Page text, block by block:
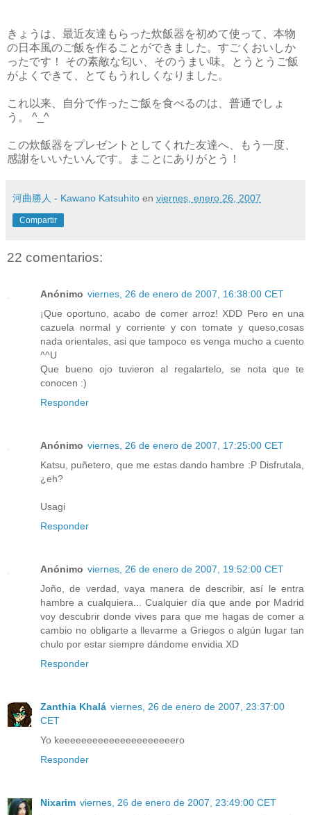
きょうは、最近友達もらった炊飯器を初めて使って、本物
の日本風のご飯を作ることができました。すごくおいしか
ったです！ その素敵な匂い、そのうまい味。とうとうご飯
がよくできて、とてもうれしくなりました。
これ以来、自分で作ったご飯を食べるのは、普通でしょ
う。 ^_^
この炊飯器をプレゼントとしてくれた友達へ、もう一度、
感謝をいいたいんです。まことにありがとう！
河曲勝人 - Kawano Katsuhito en viernes, enero 26, 2007
Compartir
22 comentarios:
Anónimo viernes, 26 de enero de 2007, 16:38:00 CET
¡Que oportuno, acabo de comer arroz! XDD Pero en una
cazuela normal y corriente y con tomate y queso,cosas
nada orientales, asi que tampoco es venga mucho a cuento
^^U
Que bueno ojo tuvieron al regalartelo, se nota que te
conocen :)
Responder
Anónimo viernes, 26 de enero de 2007, 17:25:00 CET
Katsu, puñetero, que me estas dando hambre :P Disfrutala,
¿eh?
Usagi
Responder
Anónimo viernes, 26 de enero de 2007, 19:52:00 CET
Joño, de verdad, vaya manera de describir, así le entra
hambre a cualquiera... Cualquier día que ande por Madrid
voy descubrir donde vives para que me hagas de comer a
cambio no obligarte a llevarme a Griegos o algún lugar tan
chulo por estar siempre dándome envidia XD
Responder
Zanthia Khalá viernes, 26 de enero de 2007, 23:37:00
CET
Yo keeeeeeeeeeeeeeeeeeeeero
Responder
Nixarim viernes, 26 de enero de 2007, 23:49:00 CET